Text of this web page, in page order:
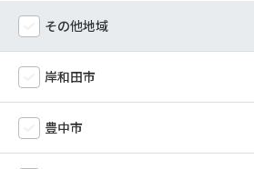
その他地域
岸和田市
豊中市